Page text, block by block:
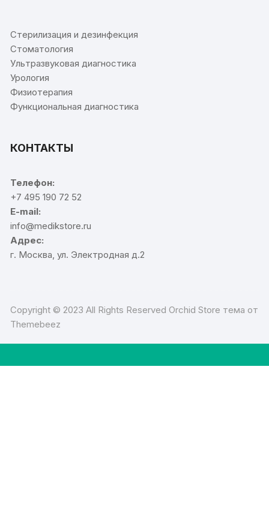
Стерилизация и дезинфекция
Стоматология
Ультразвуковая диагностика
Урология
Физиотерапия
Функциональная диагностика
КОНТАКТЫ
Телефон:
+7 495 190 72 52
E-mail:
info@medikstore.ru
Адрес:
г. Москва, ул. Электродная д.2
Copyright © 2023 All Rights Reserved Orchid Store тема от
Themebeez